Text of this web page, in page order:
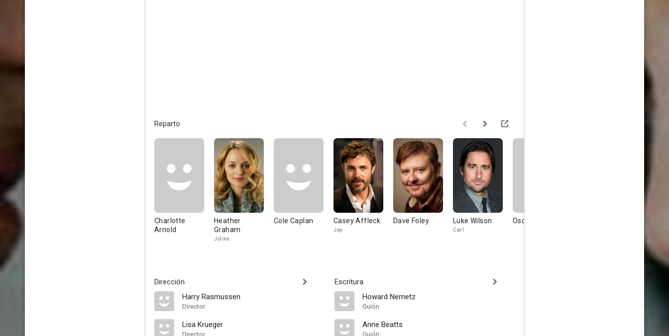
Reparto
Charlotte
Arnold
Heather
Graham
Joline
Cole Caplan Casey Affleck
Jay
Dave Foley Luke Wilson
Carl
Oscar Hsu
Dirección
Harry Rasmussen
Director
Lisa Krueger
Director
Escritura
Howard Nemetz
Guión
Anne Beatts
Guión